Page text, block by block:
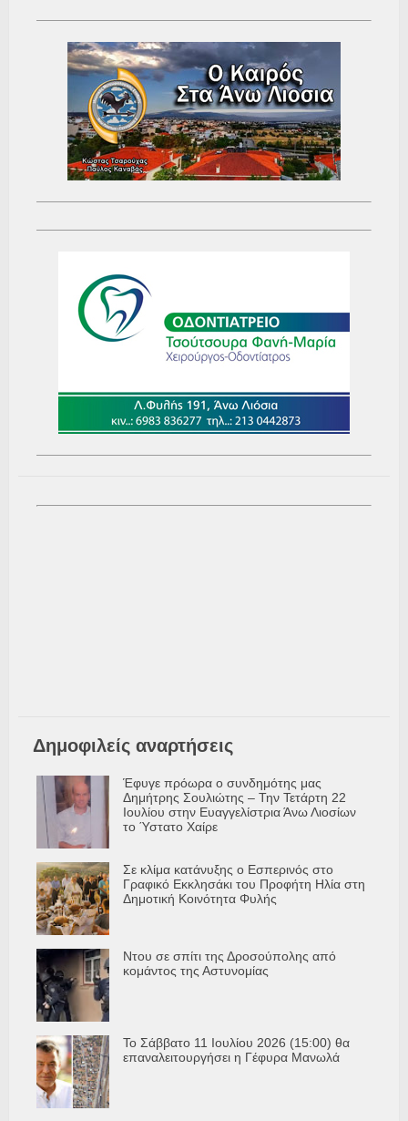
Δημοφιλείς αναρτήσεις
Έφυγε πρόωρα ο συνδημότης μας
Δημήτρης Σουλιώτης – Την Τετάρτη 22
Ιουλίου στην Ευαγγελίστρια Άνω Λιοσίων
το Ύστατο Χαίρε
Σε κλίμα κατάνυξης ο Εσπερινός στο
Γραφικό Εκκλησάκι του Προφήτη Ηλία στη
Δημοτική Κοινότητα Φυλής
Ντου σε σπίτι της Δροσούπολης από
κομάντος της Αστυνομίας
Το Σάββατο 11 Ιουλίου 2026 (15:00) θα
επαναλειτουργήσει η Γέφυρα Μανωλά